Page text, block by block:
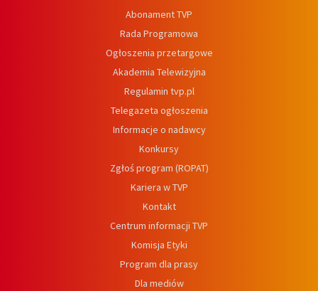
Abonament TVP
Rada Programowa
Ogłoszenia przetargowe
Akademia Telewizyjna
Regulamin tvp.pl
Telegazeta ogłoszenia
Informacje o nadawcy
Konkursy
Zgłoś program (ROPAT)
Kariera w TVP
Kontakt
Centrum informacji TVP
Komisja Etyki
Program dla prasy
Dla mediów